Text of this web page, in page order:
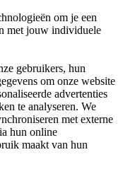
om je een
met jouw individuele
gebruikers, hun
om onze website
advertenties
te analyseren. We
met externe
hun online
maakt van hun